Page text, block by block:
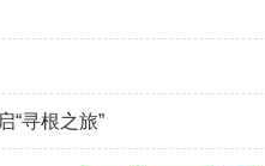
“寻根之旅”